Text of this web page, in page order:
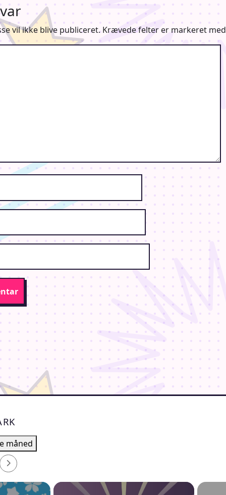
vil ikke blive publiceret. Krævede felter er markeret med
måned